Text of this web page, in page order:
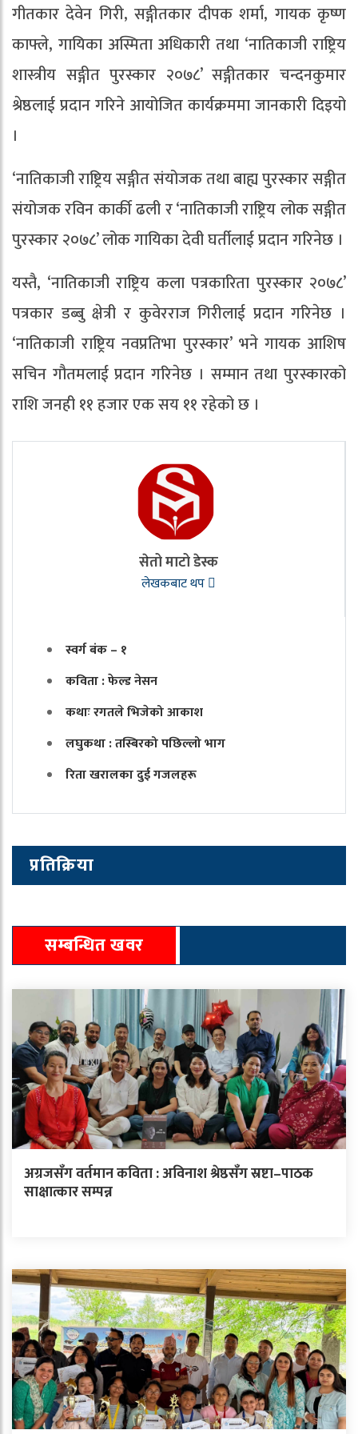
गीतकार देवेन गिरी, सङ्गीतकार दीपक शर्मा, गायक कृष्ण
काफ्ले, गायिका अस्मिता अधिकारी तथा ‘नातिकाजी राष्ट्रिय
शास्त्रीय सङ्गीत पुरस्कार २०७८’ सङ्गीतकार चन्दनकुमार
श्रेष्ठलाई प्रदान गरिने आयोजित कार्यक्रममा जानकारी दिइयो
।
‘नातिकाजी राष्ट्रिय सङ्गीत संयोजक तथा बाह्य पुरस्कार सङ्गीत
संयोजक रविन कार्की ढली र ‘नातिकाजी राष्ट्रिय लोक सङ्गीत
पुरस्कार २०७८’ लोक गायिका देवी घर्तीलाई प्रदान गरिनेछ ।
यस्तै, ‘नातिकाजी राष्ट्रिय कला पत्रकारिता पुरस्कार २०७८’
पत्रकार डब्बु क्षेत्री र कुवेरराज गिरीलाई प्रदान गरिनेछ ।
‘नातिकाजी राष्ट्रिय नवप्रतिभा पुरस्कार’ भने गायक आशिष
सचिन गौतमलाई प्रदान गरिनेछ । सम्मान तथा पुरस्कारको
राशि जनही ११ हजार एक सय ११ रहेको छ ।
सेतो माटो डेस्क
लेखकबाट थप
स्वर्ग बंक – १
कविता : फेल्ड नेसन
कथाः रगतले भिजेको आकाश
लघुकथा : तस्बिरको पछिल्लो भाग
रिता खरालका दुई गजलहरू
प्रतिक्रिया
सम्बन्धित खवर
अग्रजसँग वर्तमान कविता : अविनाश श्रेष्ठसँग स्रष्टा–पाठक
साक्षात्कार सम्पन्न